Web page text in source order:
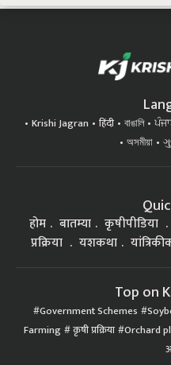
Krishi Jagran हिंदी বাঙালি
অসমীয়া
होम बातम्या कृषीपीडिया
प्रक्रिया
यशकथा
Top on
Government Schemes
Farming कृषी प्रक्रिया Orchard